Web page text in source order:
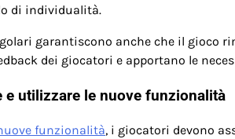
di individualità.
garantiscono anche che il gioco
dei giocatori e apportano le
e utilizzare le nuove funzionalità
funzionalità, i giocatori devono